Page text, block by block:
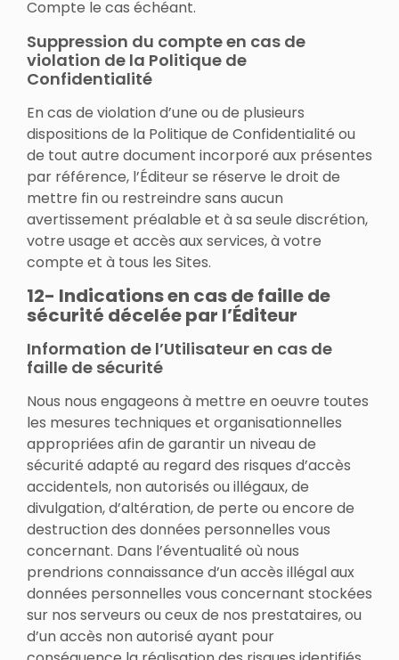
Compte le cas échéant.
Suppression du compte en cas de
violation de la Politique de
Confidentialité
En cas de violation d’une ou de plusieurs
dispositions de la Politique de Confidentialité ou
de tout autre document incorporé aux présentes
par référence, l’Éditeur se réserve le droit de
mettre fin ou restreindre sans aucun
avertissement préalable et à sa seule discrétion,
votre usage et accès aux services, à votre
compte et à tous les Sites.
12- Indications en cas de faille de
sécurité décelée par l’Éditeur
Information de l’Utilisateur en cas de
faille de sécurité
Nous nous engageons à mettre en oeuvre toutes
les mesures techniques et organisationnelles
appropriées afin de garantir un niveau de
sécurité adapté au regard des risques d’accès
accidentels, non autorisés ou illégaux, de
divulgation, d’altération, de perte ou encore de
destruction des données personnelles vous
concernant. Dans l’éventualité où nous
prendrions connaissance d’un accès illégal aux
données personnelles vous concernant stockées
sur nos serveurs ou ceux de nos prestataires, ou
d’un accès non autorisé ayant pour